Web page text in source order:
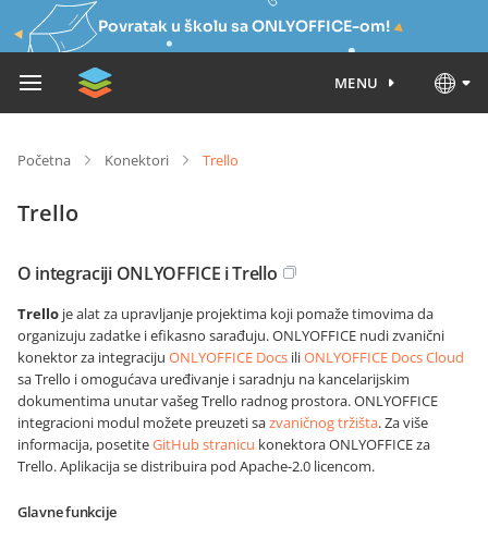
Povratak u školu sa ONLYOFFICE-om!
MENU
Početna Konektori Trello
Trello
O integraciji ONLYOFFICE i Trello
Trello je alat za upravljanje projektima koji pomaže timovima da
organizuju zadatke i efikasno sarađuju. ONLYOFFICE nudi zvanični
konektor za integraciju ONLYOFFICE Docs iliONLYOFFICE Docs Cloud
sa Trello i omogućava uređivanje i saradnju na kancelarijskim
dokumentima unutar vašeg Trello radnog prostora. ONLYOFFICE
integracioni modul možete preuzeti sazvaničnog tržišta. Za više
informacija, posetiteGitHub stranicu konektora ONLYOFFICE za
Trello. Aplikacija se distribuira pod Apache-2.0 licencom.
Glavne funkcije